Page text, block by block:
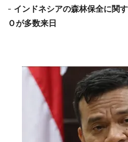
- インドネシアの森林保全に関
Ｏが多数来日